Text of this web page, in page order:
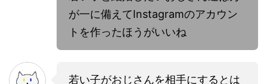
が一に備えてInstagramのアカウン
トを作ったほうがいいね
若い子がおじさんを相手にするとは